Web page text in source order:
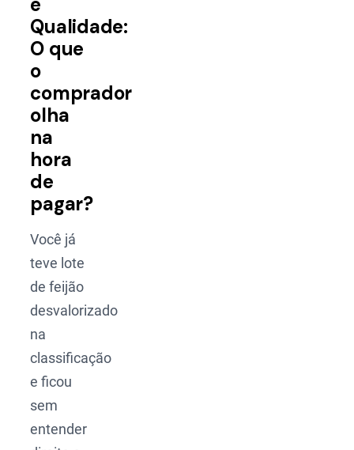
Qualidade:
O que
o
comprador
olha
na
hora
de
pagar?
Você já
teve lote
de feijão
desvalorizado
na
classificação
e ficou
sem
entender